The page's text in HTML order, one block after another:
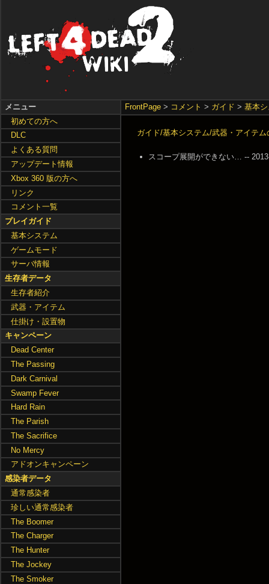
FrontPage > コメント > ガイド >基本
ガイド/基本システム/武器・アイテム
スコープ展開ができない… --
メニュー
初めての方へ
DLC
よくある質問
アップデート情報
Xbox 360 版の方へ
リンク
コメント一覧
プレイガイド
基本システム
ゲームモード
サーバ情報
生存者データ
生存者紹介
武器・アイテム
仕掛け・設置物
キャンペーン
Dead Center
The Passing
Dark Carnival
Swamp Fever
Hard Rain
The Parish
The Sacrifice
No Mercy
アドオンキャンペーン
感染者データ
通常感染者
珍しい通常感染者
The Boomer
The Charger
The Hunter
The Jockey
The Smoker